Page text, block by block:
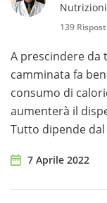
139
A prescindere da
camminata fa
consumo di
aumenterà il
Tutto dipende
7 Aprile 2022